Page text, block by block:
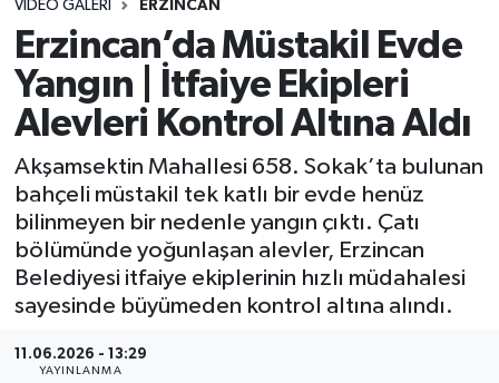
VIDEO GALERI ERZINCAN
Erzincan’da Müstakil Evde
Yangın | İtfaiye Ekipleri
Alevleri Kontrol Altına Aldı
Akşamsektin Mahallesi 658. Sokak’ta bulunan
bahçeli müstakil tek katlı bir evde henüz
bilinmeyen bir nedenle yangın çıktı. Çatı
bölümünde yoğunlaşan alevler, Erzincan
Belediyesi itfaiye ekiplerinin hızlı müdahalesi
sayesinde büyümeden kontrol altına alındı.
11.06.2026 - 13:29
YAYINLANMA